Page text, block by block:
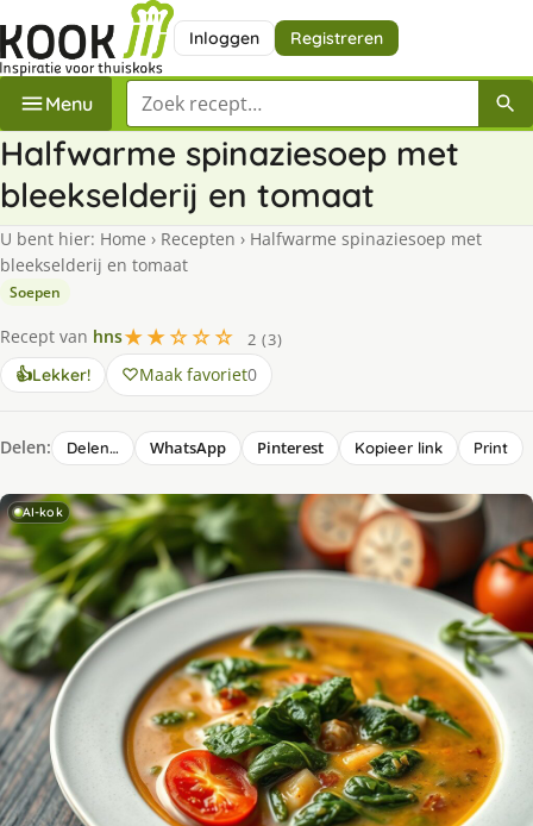
Inloggen Registreren
Menu Zoek een recept
Halfwarme spinaziesoep met
bleekselderij en tomaat
U bent hier: Home › Recepten › Halfwarme spinaziesoep met
bleekselderij en tomaat
Soepen
Recept van hns★★☆☆☆
2 (3)
👍Lekker! Maak favoriet0
Delen: Delen… WhatsApp Pinterest Kopieer link Print
AI-kok